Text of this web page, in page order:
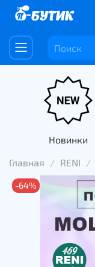
Новинки
Главная
RENI
-64%